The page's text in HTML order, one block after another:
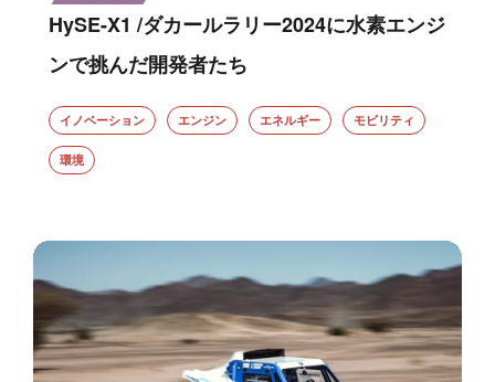
HySE-X1 /ダカールラリー2024に水素エンジ
ンで挑んだ開発者たち
イノベーション エンジン エネルギー モビリティ
環境